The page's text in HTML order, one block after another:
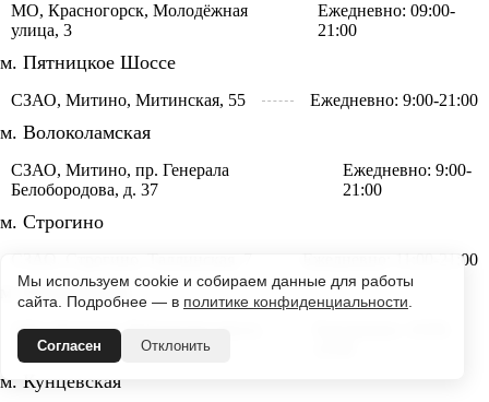
МО, Красногорск, Молодёжная
улица, 3
Ежедневно: 09:00-
21:00
м. Пятницкое Шоссе
СЗАО, Митино, Митинская, 55 Ежедневно: 9:00-21:00
м. Волоколамская
СЗАО, Митино, пр. Генерала
Белобородова, д. 37
Ежедневно: 9:00-
21:00
м. Строгино
Ежедневно: 11:00-21:00
м. Молодежная
ЗАО, Кунцево, Рублевское шоссе,
22к1
м. Кунцевская
Мы используем cookie и собираем данные для работы
сайта. Подробнее — в политике конфиденциальности
Согласен Отклонить